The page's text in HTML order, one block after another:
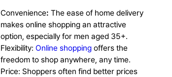
Convenience: The ease of home delivery
makes online shopping an attractive
option, especially for men aged 35+.
Flexibility: Online shopping offers the
freedom to shop anywhere, any time.
Price: Shoppers often find better prices